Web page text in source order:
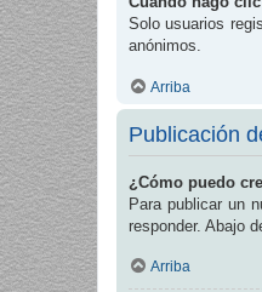
Solo usuarios
anónimos.
Arriba
Publicación
¿Cómo puedo
Para publicar un
responder. Abajo
Arriba